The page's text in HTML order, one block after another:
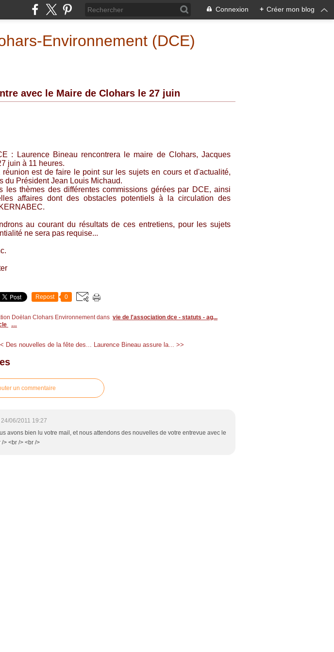
Connexion + Créer mon blog
Environnement (DCE)
avec le Maire de Clohars le 27 juin
: Laurence Bineau rencontrera le maire de Clohars, Jacques
juin à 11 heures.
réunion est de faire le point sur les sujets en cours et d'actualité,
du Président Jean Louis Michaud.
les thèmes des différentes commissions gérées par DCE, ainsi
affaires dont des obstacles potentiels à la circulation des
au courant du résultats de ces entretiens, pour les sujets
ne sera pas requise...
Repost 0
Doëlan Clohars Environnementdans vie de l'association dce - statuts - ag...
…
Des nouvelles de la fête des... Laurence Bineau assure la... >>
un commentaire
24/06/2011 19:27
avons bien lu votre mail, et nous attendons des nouvelles de votre entrevue avec le
> <br /> <br />